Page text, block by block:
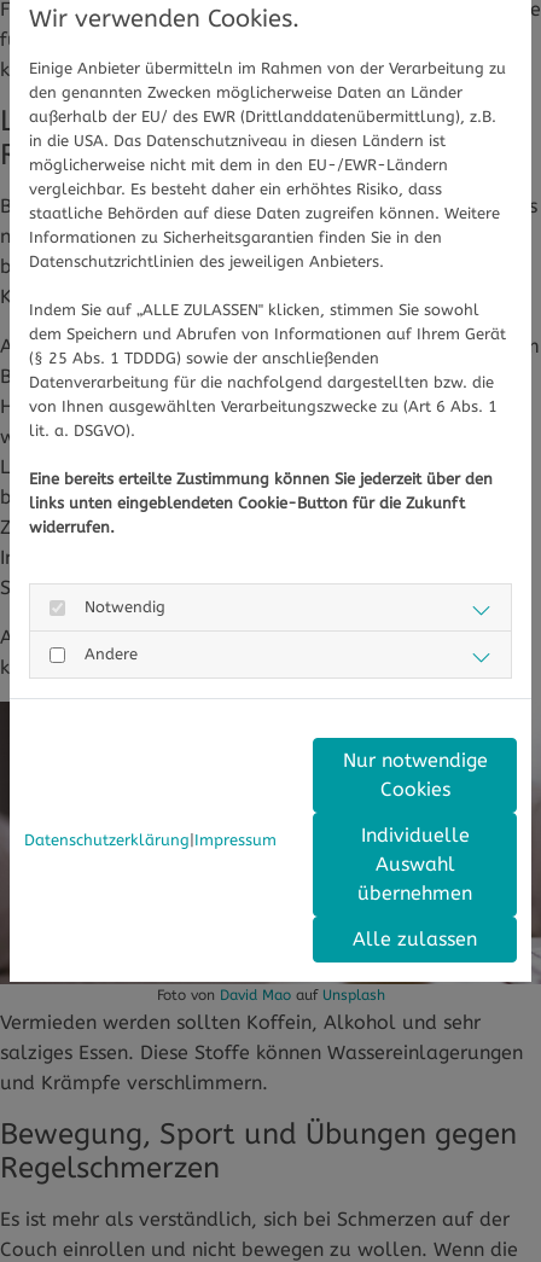
Fingerbreit oberhalb des Knöchels am Bein innen. Üben Sie
für einige Minuten Druck auf diesen Punkt aus. Manchmal
kann das Schmerzlösend wirken.
Lebensmittel und Tees gegen
Regelschmerzen
Bei starken Regelschmerzen können Lebensmittel und Tees
nur unterstützend wirken. Als Ergänzung können
bestimmte Nahrungsmittel Entzündungen hemmen und
Krämpfe lindern.
Am besten funktioniert alles, dasMagnesium enthält: zum
Beispiel dunkle Schokolade, Nüsse, Bananen oder
Haferflocken. Lebensmittel mitOmega-3-Fettsäuren
wirken entzündungshemmend (Lachs, Walnüsse,
Leinsamen). Mönchspfeffer kann gegen hormonell
bedingte Krämpfe helfen, muss aber über einen längeren
Zeitraum eingenommen werden, bis eine Wirkung eintritt.
Ingwer kann Schmerzempfindungen reduzieren: Versuchen
Sie frischen (!) Ingwertee.
Andere bewährte Tees sind die beruhigende Kamille,
krampflösender Frauenmantel und Pfefferminztee.
Foto von David Maoauf Unsplash
Vermieden werden sollten Koffein, Alkohol und sehr
salziges Essen. Diese Stoffe können Wassereinlagerungen
und Krämpfe verschlimmern.
Bewegung, Sport und Übungen gegen
Regelschmerzen
Es ist mehr als verständlich, sich bei Schmerzen auf der
Couch einrollen und nicht bewegen zu wollen. Wenn die
Wir verwenden Cookies.
Einige Anbieter übermitteln im Rahmen von der Verarbeitung zu
den genannten Zwecken möglicherweise Daten an Länder
außerhalb der EU/ des EWR (Drittlanddatenübermittlung), z.B.
in die USA. Das Datenschutzniveau in diesen Ländern ist
möglicherweise nicht mit dem in den EU-/EWR-Ländern
vergleichbar. Es besteht daher ein erhöhtes Risiko, dass
staatliche Behörden auf diese Daten zugreifen können. Weitere
Informationen zu Sicherheitsgarantien finden Sie in den
Datenschutzrichtlinien des jeweiligen Anbieters.
Indem Sie auf „ALLE ZULASSEN" klicken, stimmen Sie sowohl
dem Speichern und Abrufen von Informationen auf Ihrem Gerät
(§ 25 Abs. 1 TDDDG) sowie der anschließenden
Datenverarbeitung für die nachfolgend dargestellten bzw. die
von Ihnen ausgewählten Verarbeitungszwecke zu (Art 6 Abs. 1
lit. a. DSGVO).
Eine bereits erteilte Zustimmung können Sie jederzeit über den
links unten eingeblendeten Cookie-Button für die Zukunft
widerrufen.
Notwendig
Andere
Datenschutzerklärung|Impressum
Nur notwendige
Cookies
Individuelle
Auswahl
übernehmen
Alle zulassen